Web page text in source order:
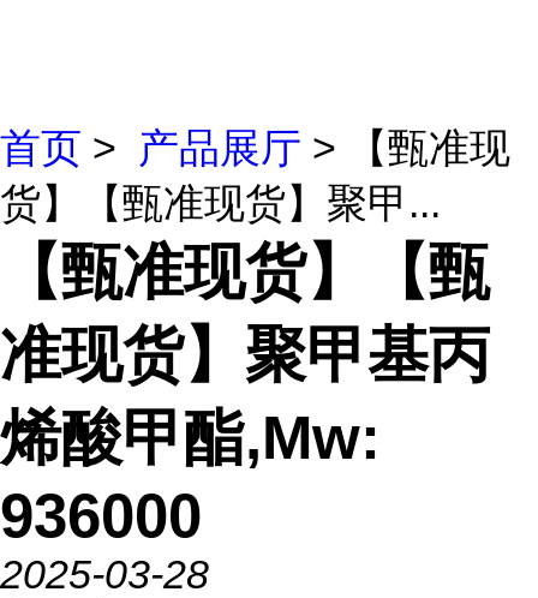
首页 > 产品展厅 > 【甄准现
货】【甄准现货】聚甲...
【甄准现货】【甄
准现货】聚甲基丙
烯酸甲酯,Mw:
936000
2025-03-28